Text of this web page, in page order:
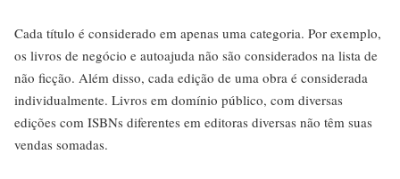
Cada título é considerado em apenas uma categoria. Por exemplo,
os livros de negócio e autoajuda não são considerados na lista de
não ficção. Além disso, cada edição de uma obra é considerada
individualmente. Livros em domínio público, com diversas
edições com ISBNs diferentes em editoras diversas não têm suas
vendas somadas.